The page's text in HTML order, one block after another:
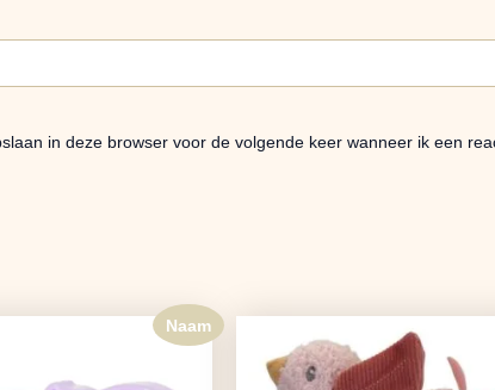
in deze browser voor de volgende keer wanneer ik een
Naam
Oorspronkelijke
prijs
was:
prijs
is: